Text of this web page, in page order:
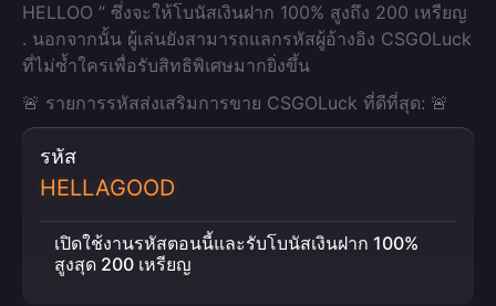
HELLOO ” ซึ่งจะให้โบนัสเงินฝาก 100% สูงถึง 200 เหรียญ
. นอกจากนั้น ผู้เล่นยังสามารถแลกรหัสผู้อ้างอิง CSGOLuck
ที่ไม่ซ้ำใครเพื่อรับสิทธิพิเศษมากยิ่งขึ้น
🚨 รายการรหัสส่งเสริมการขาย CSGOLuck ที่ดีที่สุด: 🚨
รหัส
HELLAGOOD
เปิดใช้งานรหัสตอนนี้และรับโบนัสเงินฝาก 100%
สูงสุด 200 เหรียญ